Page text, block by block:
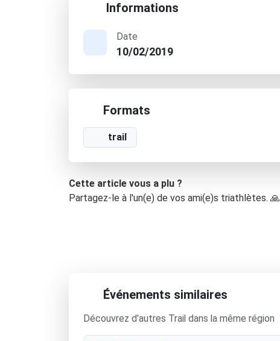
Informations
Date
10/02/2019
Formats
trail
Cette article vous a plu ?
Partagez-le à l'un(e) de vos ami(e)s triathlètes. 🙏
Événements similaires
Découvrez d'autres Trail dans la même région